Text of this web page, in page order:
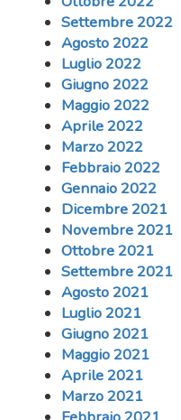
Settembre 2022
Agosto 2022
Luglio 2022
Giugno 2022
Maggio 2022
Aprile 2022
Marzo 2022
Febbraio 2022
Gennaio 2022
Dicembre 2021
Novembre 2021
Ottobre 2021
Settembre 2021
Agosto 2021
Luglio 2021
Giugno 2021
Maggio 2021
Aprile 2021
Marzo 2021